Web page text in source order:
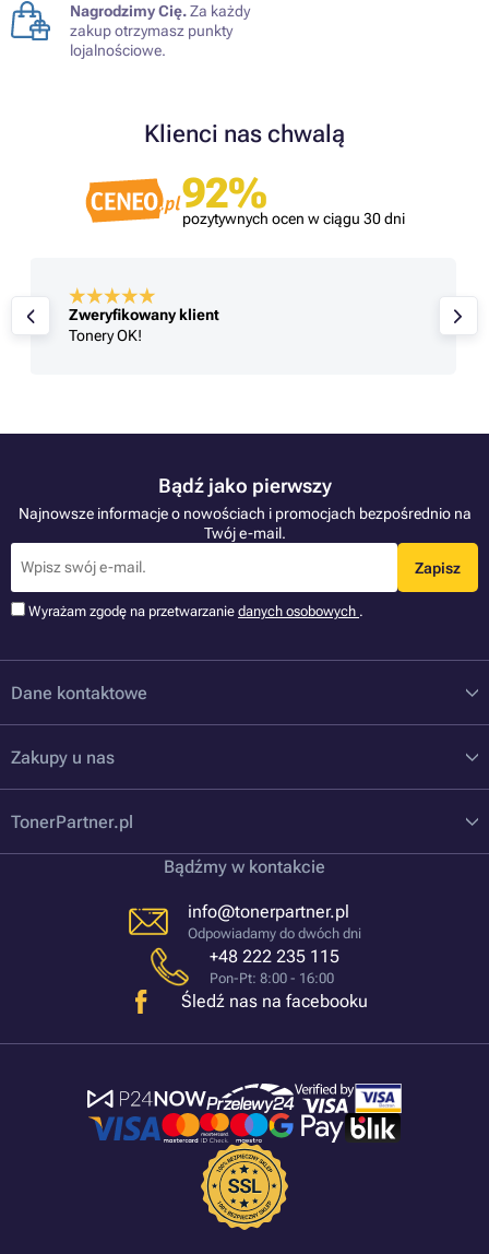
Nagrodzimy Cię.Za każdy
zakup otrzymasz punkty
lojalnościowe.
Klienci nas chwalą
92%
pozytywnych ocen w ciągu 30 dni
Zweryfikowany klient
Tonery OK!
Bądź jako pierwszy
Najnowsze informacje o nowościach i promocjach bezpośrednio na
Twój e-mail.
Zapisz
Wyrażam zgodę na przetwarzanie danych osobowych .
Dane kontaktowe
Zakupy u nas
TonerPartner.pl
Bądźmy w kontakcie
info@tonerpartner.pl
Odpowiadamy do dwóch dni
+48 222 235 115
Pon-Pt: 8:00 - 16:00
Śledź nas na facebooku